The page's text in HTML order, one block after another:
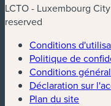
LCTO - Luxembourg
reserved
Conditions
Politique de
Conditions
Déclaration sur
Plan du site